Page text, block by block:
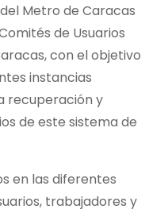
Metro de Caracas
de Usuarios
con el objetivo
instancias
recuperación y
de este sistema de
en las diferentes
trabajadores y